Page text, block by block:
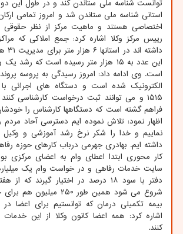
استانی شناسه ملی ستاندن شد و امروز تمامی
اختصاصی هستند و ماهیت مرکز از نظر
رییس مرکز وکلا اشاره کرد: جمع املاکی که
داشته
این عدد به ۱۵ هزار متر رسیده است که
است. وی ادامه داد: امروز رسیدگی به پروسه
الکترونیک شده است و دستگاه های اجرائی با
۱۵۱۵ و می توانند ثبت درخواست کارشناسی
فراهم گشته است که دستگاهها کارشناس را
اظهار نمود: تلاش نموده ایم دسترسی آحاد
نماییم و خدا را شکر نرخ رشد آموزشی و
داشته ایم. بهادری جهرمی درباب کارهای حوزه
کار محوری ابتدا اعطای وام به اعضای مرکزی
سایت خدمات رفاهی و در خواست وام یک
دفتر با سود ۱۸ درصد در اختیار گیرند
شروع می شود همین طور ۲۵۰
بیمه تکمیلی درمان که توانستیم برای اعضا در
اشاره کرد: همه اعضا کانون وکلا از این خدمات
کنند.